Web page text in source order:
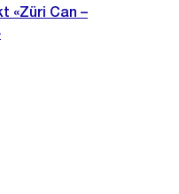
«Züri Can –